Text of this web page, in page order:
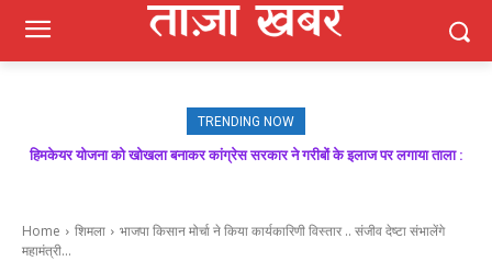
TRENDING NOW
हिमकेयर योजना को खोखला बनाकर कांग्रेस सरकार ने गरीबों के इलाज पर लगाया ताला :
मजबूत बूथ ही भाजपा की जीत की गारंटी, आगामी विधानसभा चुनाव में बूथ प्रबंधन निभाएगा
Home शिमला
भाजपा किसान मोर्चा ने किया कार्यकारिणी विस्तार .. संजीव देष्टा संभालेंगे
महामंत्री...